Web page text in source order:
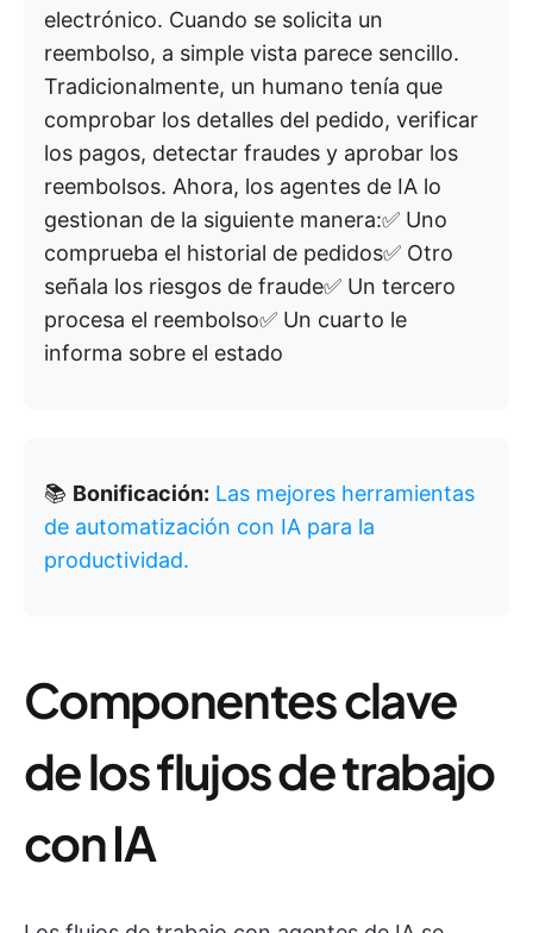
electrónico. Cuando se solicita un
reembolso, a simple vista parece sencillo.
Tradicionalmente, un humano tenía que
comprobar los detalles del pedido, verificar
los pagos, detectar fraudes y aprobar los
reembolsos. Ahora, los agentes de IA lo
gestionan de la siguiente manera:✅ Uno
comprueba el historial de pedidos✅ Otro
señala los riesgos de fraude✅ Un tercero
procesa el reembolso✅ Un cuarto le
informa sobre el estado
📚 Bonificación: Las mejores herramientas
de automatización con IA para la
productividad.
Componentes clave
de los flujos de trabajo
con IA